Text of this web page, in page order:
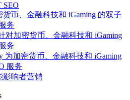
SEO
货币、金融科技和 iGaming 的双子
务
对加密货币、金融科技和 iGaming
务
为加密货币、金融科技和 iGaming
服务
影响者营销